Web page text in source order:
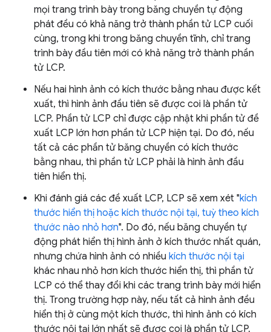
mọi trang trình bày trong băng chuyền tự động
phát đều có khả năng trở thành phần tử LCP cuối
cùng, trong khi trong băng chuyền tĩnh, chỉ trang
trình bày đầu tiên mới có khả năng trở thành phần
tử LCP.
Nếu hai hình ảnh có kích thước bằng nhau được kết
xuất, thì hình ảnh đầu tiên sẽ được coi là phần tử
LCP. Phần tử LCP chỉ được cập nhật khi phần tử đề
xuất LCP lớn hơn phần tử LCP hiện tại. Do đó, nếu
tất cả các phần tử băng chuyền có kích thước
bằng nhau, thì phần tử LCP phải là hình ảnh đầu
tiên hiển thị.
Khi đánh giá các đề xuất LCP, LCP sẽ xem xét "kích
thước hiển thị hoặc kích thước nội tại, tuỳ theo kích
thước nào nhỏ hơn". Do đó, nếu băng chuyền tự
động phát hiển thị hình ảnh ở kích thước nhất quán,
nhưng chứa hình ảnh có nhiều kích thước nội tại
khác nhau nhỏ hơn kích thước hiển thị, thì phần tử
LCP có thể thay đổi khi các trang trình bày mới hiển
thị. Trong trường hợp này, nếu tất cả hình ảnh đều
hiển thị ở cùng một kích thước, thì hình ảnh có kích
thước nội tại lớn nhất sẽ được coi là phần tử LCP.